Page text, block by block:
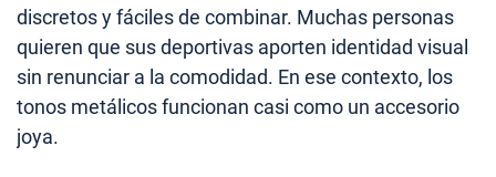
discretos y fáciles de combinar. Muchas personas
quieren que sus deportivas aporten identidad visual
sin renunciar a la comodidad. En ese contexto, los
tonos metálicos funcionan casi como un accesorio
joya.